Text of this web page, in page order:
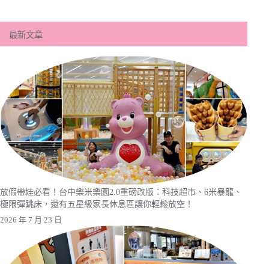
最新文章
放假帶娃必看！台中樂米樂園2.0重磅改版：科技超市、6米暴龍、
極限彈跳床，還有五星級家長休息區讓你輕鬆放空！
2026 年 7 月 23 日